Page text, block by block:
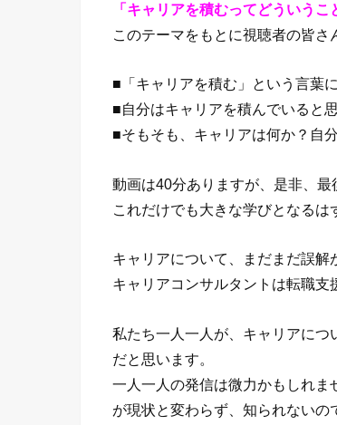
「キャリアを積むってどういうこ
このテーマをもとに視聴者の皆さ
■「キャリアを積む」という言葉
■自分はキャリアを積んでいると
■そもそも、キャリアは何か？自
動画は40分ありますが、是非、最
これだけでも大きな学びとなるは
キャリアについて、まだまだ誤解
キャリアコンサルタントは転職支
私たち一人一人が、キャリアに
だと思います。
一人一人の発信は微力かもしれ
が現状と変わらず、知られないの